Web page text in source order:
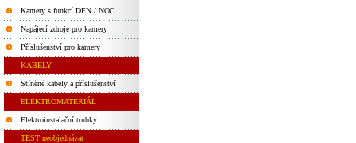
Kamery s funkcí DEN / NOC
Napájecí zdroje pro kamery
Příslušenství pro kamery
KABELY
Stíněné kabely a příslušenství
ELEKTROMATERIÁL
Elektroinstalační trubky
TEST neobjednávat